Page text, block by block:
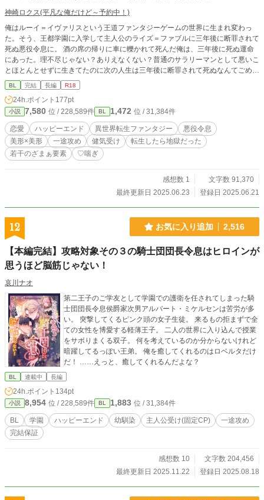
神崎ロクス(平凡な俺​だけど～予約中！)
俺はルーイ＝イヴァリスという王道ファンタジーゲームの世界に生まれ変わっ
た。そう、王都学園に入学して主人公のライズ＝ファブルに三年後に断罪されて
死ぬ悪役令息に。 酒の席の帰りに車に轢かれて死んだ俺は、三年後に死ぬ運命
にあった。理不尽じゃない？ありえなくない？普通のサラリーマンとして悪いこ
とほとんとせずに生きてたのに次の人生は三年後に断罪されて死ぬなんてごめん
だ。 俺は老後まで穏やかに生きるんだ。嫌われてるけどなんとか乗り越えて老
後を満喫しよう！ 今まで十五年積み重ねた罪を洗い流す学園生活が、今始ま
る。……あれ？ライズの様子がなんかおかしい？え、なんで俺のこと嫌い宣言し
たのについてくんの？ ※ エロは唐突に入ってきます。お気をつけて！ ※ ゆ
るふわ世界観です。肩に力を入れずにゆるーく見てください。 ※ ムーンライ
トノベルズさんではすでに完結しています。完結しました！ありがとうございま
す！ ※ ♡や応援ありがとうございます！励みになります！
BL 完結 長編 R18
24h.ポイント 177pt
小説 7,580 位 / 228,589件 BL 1,472 位 / 31,384件
恋愛 ハッピーエンド 異世界転生ファンタジー
悪役令息
美形×美形
一途攻め 健気受け
転生したら地獄だった
若干のざまぁ要素
♡喘ぎ
感想数 1
文字数 91,370
最終更新日 2025.06.23
登録日 2025.06.21
12 お気に入り追加 2,516
【本編完結】攻略対象その３の騎士団団長令息はヒロインが
思うほど脳筋じゃない！
哀川ナオ
第二王子のご学友として学園での護衛を任されてしまった騎
士団団長令息侯爵家次男アルバート・ミケルセンは苦労が多
い。 突撃してくるピンク頭の女子生徒。 来るもの拒まずで全
ての女性を博愛する軽薄王子。 二人の世界に入り込んで授業
をサボりまくる双子。 何を考えているのか分からないけれど
暗躍してるっぽい王弟。 俺を癒してくれるのはロベルタだけ
だ！ ……えっと、癒してくれるんだよな？
BL 連載中 長編
24h.ポイント 134pt
小説 8,954 位 / 228,589件 BL 1,883 位 / 31,384件
BL 学園 ハッピーエンド 幼馴染 主人公受け(固定CP)
一途攻め
完結保証
感想数 10
文字数 204,456
最終更新日 2025.11.22
登録日 2025.08.18